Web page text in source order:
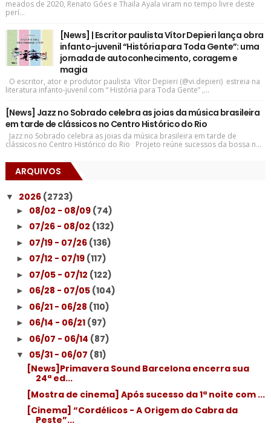
meados de 2020, Renato Góes e Thaila Ayala viram no tempo livre deste
perí...
[News] | Escritor paulista Vítor Depieri lança obra
infanto-juvenil “História para Toda Gente”: uma
jornada de autoconhecimento, coragem e
magia
O escritor, ator e produtor paulista Vítor Depieri (@vi.depieri) estreia na
literatura infanto-juvenil com “ História para Toda Gente” ,...
[News] Jazz no Sobrado celebra as joias da música brasileira
em tarde de clássicos no Centro Histórico do Rio
Jazz no Sobrado celebra as joias da música brasileira em tarde de
clássicos no Centro Histórico do Rio Projeto reúne sucessos da bossa n...
ARQUIVOS
▼ 2026 (2723)
► 08/02 - 08/09 (74)
► 07/26 - 08/02 (132)
► 07/19 - 07/26 (136)
► 07/12 - 07/19 (117)
► 07/05 - 07/12 (122)
► 06/28 - 07/05 (104)
► 06/21 - 06/28 (110)
► 06/14 - 06/21 (97)
► 06/07 - 06/14 (87)
▼ 05/31 - 06/07 (81)
[News]Primavera Sound Barcelona encerra sua
24ª ed...
[Mostra de cinema] Após sucesso da 1ª noite com ...
[Cinema] “Cordélicos - A Origem do Cabra da
Peste”...